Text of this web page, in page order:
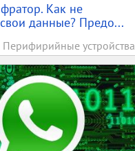
Как не
свои данные? Предо...
Перифирийные устройства